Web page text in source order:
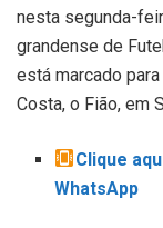
nesta segunda-
grandense de
está marcado
Costa, o Fião, em
Clique
WhatsApp